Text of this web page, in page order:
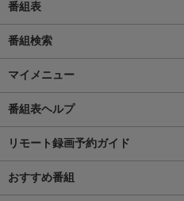
番組表
番組検索
マイメニュー
番組表ヘルプ
リモート録画予約ガイド
おすすめ番組